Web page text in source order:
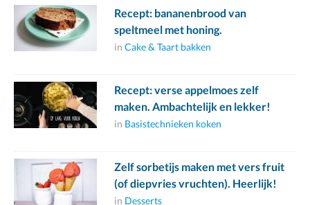
Recept: bananenbrood van
speltmeel met honing.
in Cake & Taart bakken
Recept: verse appelmoes zelf
maken. Ambachtelijk en lekker!
in Basistechnieken koken
Zelf sorbetijs maken met vers fruit
(of diepvries vruchten). Heerlijk!
in Desserts